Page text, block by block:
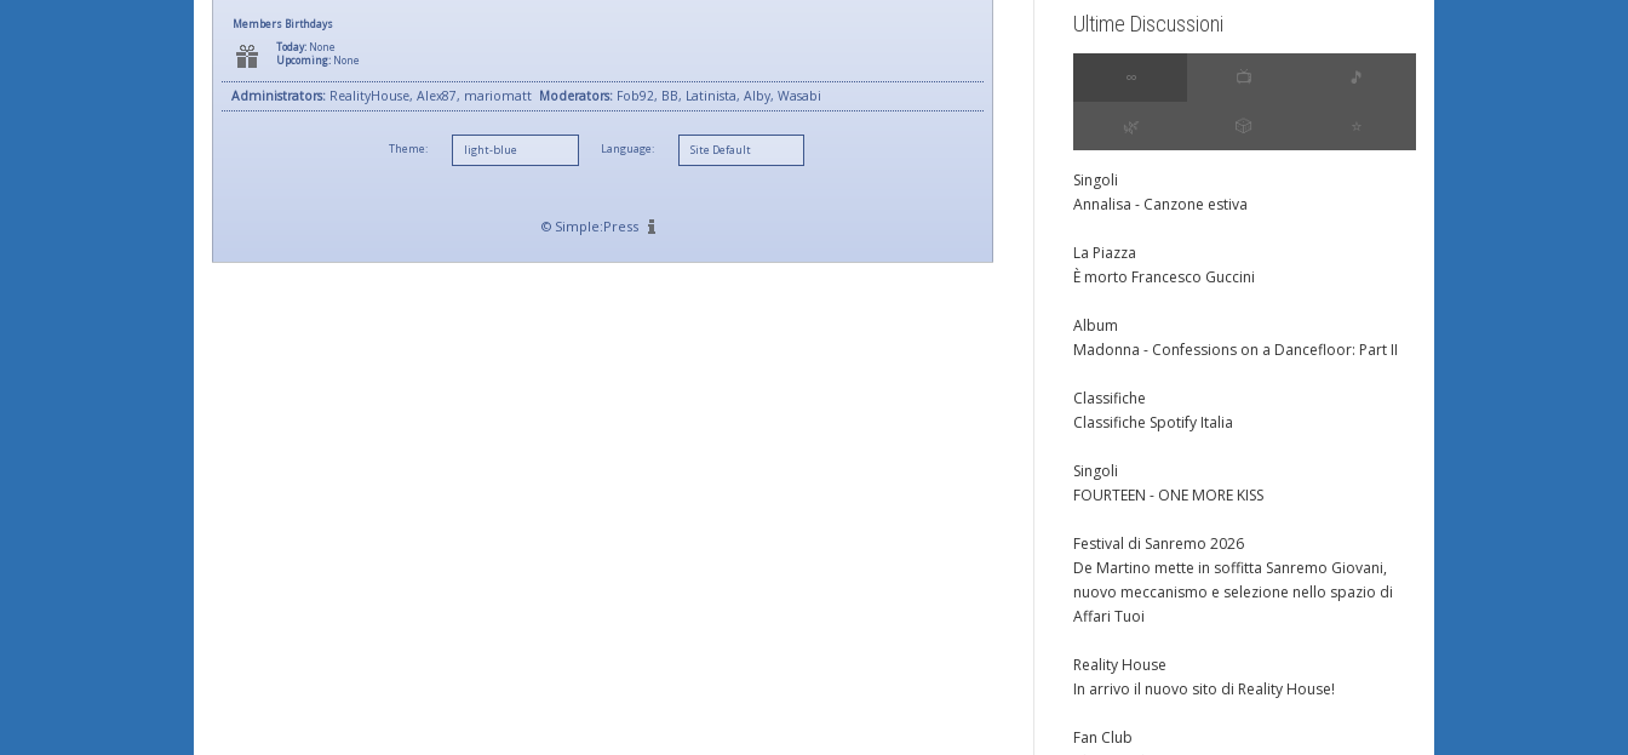
Members Birthdays
Today: None
Upcoming: None
Administrators: RealityHouse, Alex87, mariomatt Moderators: Fob92, BB, Latinista, Alby, Wasabi
Theme: Language:
© Simple:Press
Ultime Discussioni
∞ 📺 🎵
🌿 🎲 ⭐️
Singoli
Annalisa - Canzone estiva
La Piazza
È morto Francesco Guccini
Album
Madonna - Confessions on a Dancefloor: Part II
Classifiche
Classifiche Spotify Italia
Singoli
FOURTEEN - ONE MORE KISS
Festival di Sanremo 2026
De Martino mette in soffitta Sanremo Giovani,
nuovo meccanismo e selezione nello spazio di
Affari Tuoi
Reality House
In arrivo il nuovo sito di Reality House!
Fan Club